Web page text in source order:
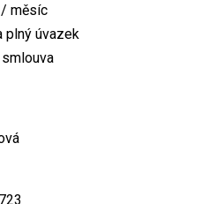
měsíc
plný úvazek